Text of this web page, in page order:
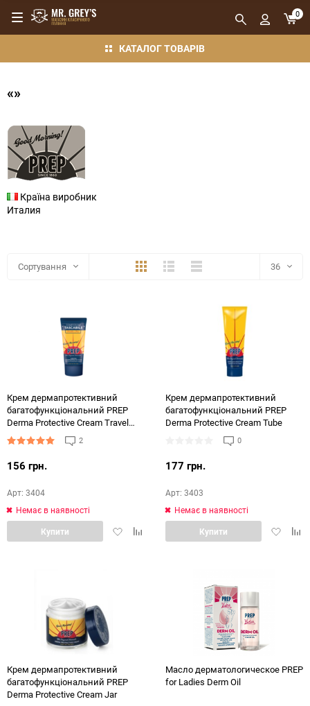
КАТАЛОГ ТОВАРІВ
0
«»
Країна виробник
Италия
Сортування ПлиткаДетальноКомпактно 36
Крем дермапротективний
багатофункціональний PREP
Derma Protective Cream Travel
Size 50ml
2
156 грн.
Арт: 3404
Немає в наявності
ДодатиДодати
Купити
Крем дермапротективний
багатофункціональний PREP
Derma Protective Cream Tube
0
177 грн.
Арт: 3403
Немає в наявності
Додати
Купити
Крем дермапротективний
багатофункціональний PREP
Derma Protective Cream Jar
Масло дерматологическое PREP
for Ladies Derm Oil